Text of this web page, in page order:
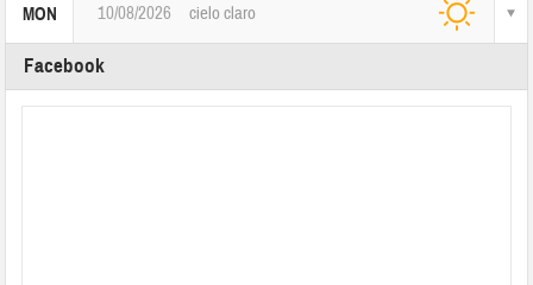
MON 10/08/2026 cielo claro
Facebook